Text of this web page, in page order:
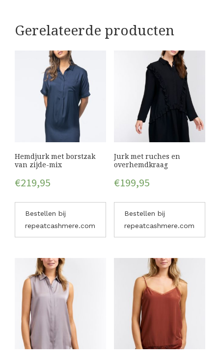
Gerelateerde producten
Hemdjurk met borstzak
van zijde-mix
€219,95
Bestellen bij
repeatcashmere.com
Jurk met ruches en
overhemdkraag
€199,95
Bestellen bij
repeatcashmere.com